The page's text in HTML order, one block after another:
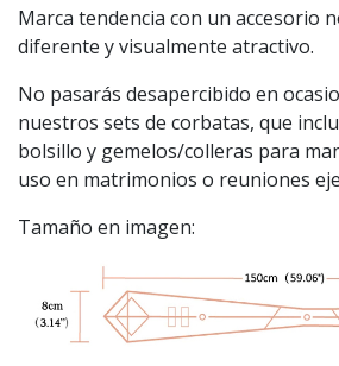
Marca tendencia con un accesorio
diferente y visualmente atractivo.
No pasarás desapercibido en
nuestros sets de corbatas, que
bolsillo y gemelos/colleras para
uso en matrimonios o reuniones
Tamaño en imagen: